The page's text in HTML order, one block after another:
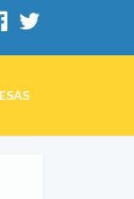
Facebook